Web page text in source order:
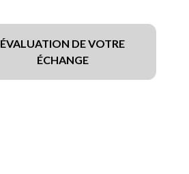
ÉVALUATION DE VOTRE
ÉCHANGE